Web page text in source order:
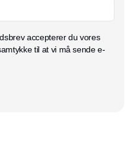
accepterer du vores
til at vi må sende e-